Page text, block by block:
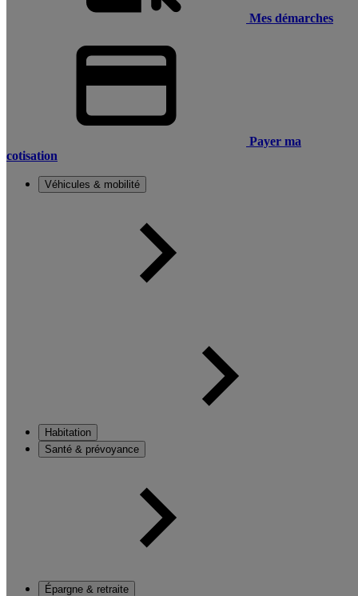
Mes démarches
Payer ma
cotisation
Véhicules & mobilité
Habitation
Santé & prévoyance
Épargne & retraite